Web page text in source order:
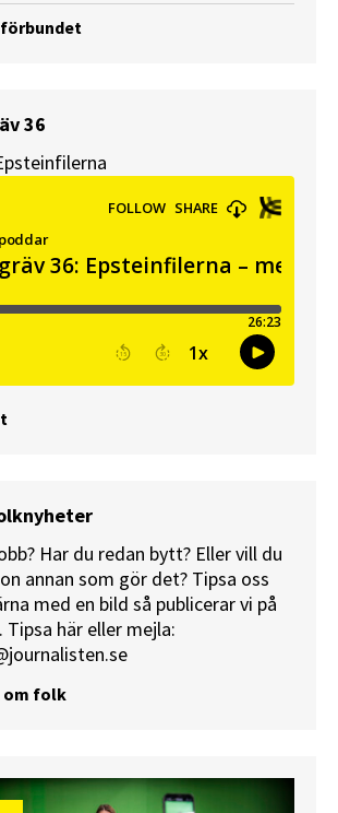
förbundet
36
Har du redan bytt? Eller vill du
annan som gör det? Tipsa oss
med en bild så publicerar vi på
Tipsa här eller mejla:
om folk